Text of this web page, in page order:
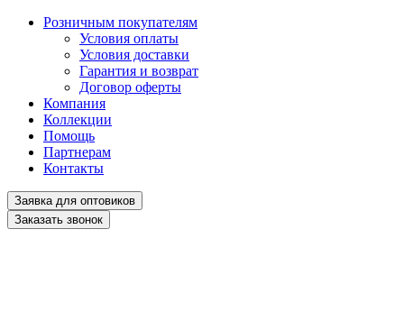
Розничным покупателям
Условия оплаты
Условия доставки
Гарантия и возврат
Договор оферты
Компания
Коллекции
Помощь
Партнерам
Контакты
Заявка для оптовиков
Заказать звонок